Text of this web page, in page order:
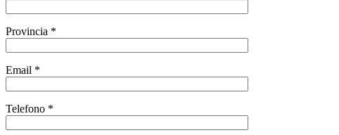
Provincia *
Email *
Telefono *